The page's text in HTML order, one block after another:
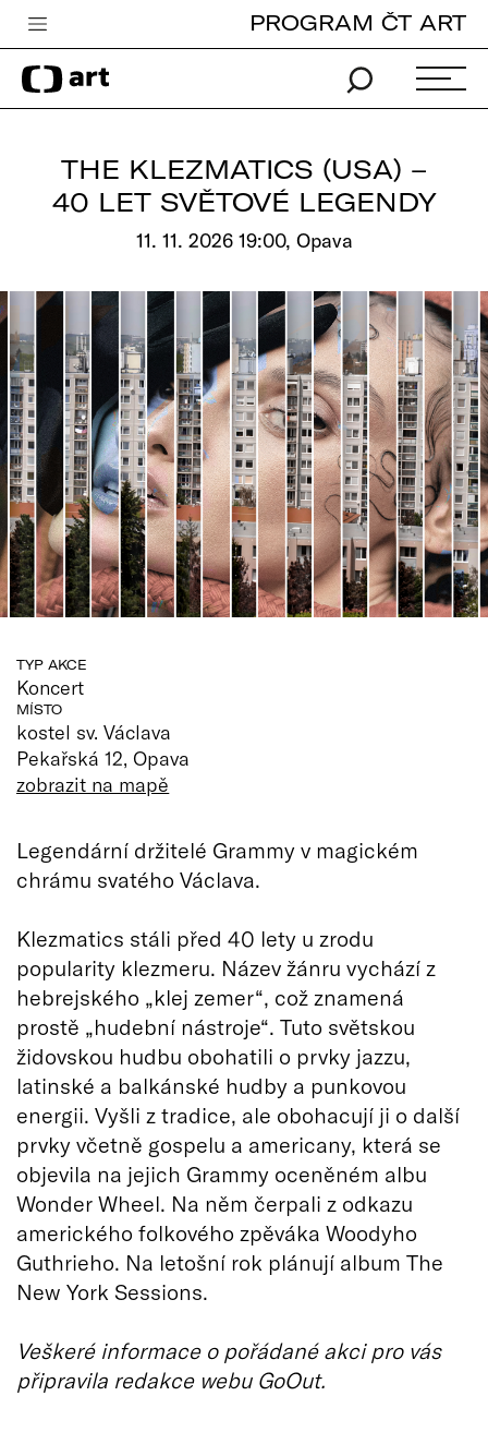
Česká televize
Zpravodajství
iVysílání
Vše o ČT
PROGRAM ČT ART
THE KLEZMATICS (USA) –
40 LET SVĚTOVÉ LEGENDY
11. 11. 2026 19:00, Opava
TYP AKCE
Koncert
MÍSTO
kostel sv. Václava
Pekařská 12, Opava
zobrazit na mapě
Legendární držitelé Grammy v magickém
chrámu svatého Václava.
Klezmatics stáli před 40 lety u zrodu
popularity klezmeru. Název žánru vychází z
hebrejského „klej zemer“, což znamená
prostě „hudební nástroje“. Tuto světskou
židovskou hudbu obohatili o prvky jazzu,
latinské a balkánské hudby a punkovou
energii. Vyšli z tradice, ale obohacují ji o další
prvky včetně gospelu a americany, která se
objevila na jejich Grammy oceněném albu
Wonder Wheel. Na něm čerpali z odkazu
amerického folkového zpěváka Woodyho
Guthrieho. Na letošní rok plánují album The
New York Sessions.
Veškeré informace o pořádané akci pro vás
připravila redakce webu GoOut.